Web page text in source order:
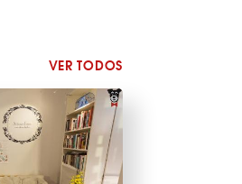
VER TODOS